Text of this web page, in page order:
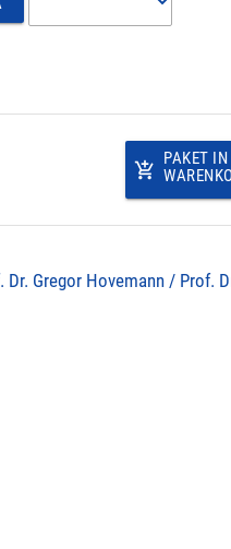
add_shopping_cart
PAKET
Gregor Hovemann / Prof.